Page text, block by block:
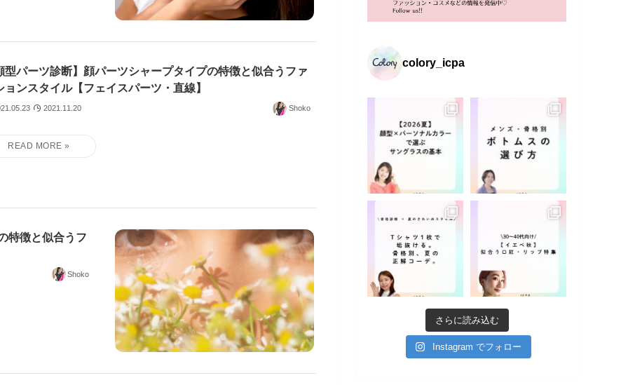
型パーツ診断】顔パーツシャープタイプの特徴と似合うファ
ョンスタイル【フェイスパーツ・直線】
2021.11.20 Shoko
特徴と似合うフ
Shoko
colory_icpa
さらに読み込む
Instagram でフォロー